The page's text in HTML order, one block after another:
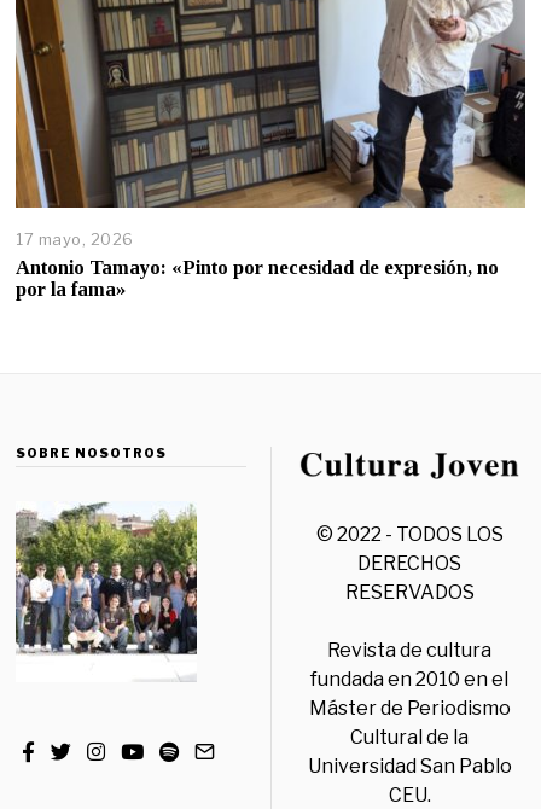
17 mayo, 2026
Antonio Tamayo: «Pinto por necesidad de expresión, no
por la fama»
SOBRE NOSOTROS
© 2022 - TODOS LOS
DERECHOS
RESERVADOS
Revista de cultura
fundada en 2010 en el
Máster de Periodismo
Cultural de la
Universidad San Pablo
CEU.